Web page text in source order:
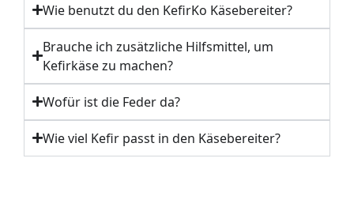
Wie benutzt du den KefirKo Käsebereiter?
Brauche ich zusätzliche Hilfsmittel, um
Kefirkäse zu machen?
Wofür ist die Feder da?
Wie viel Kefir passt in den Käsebereiter?